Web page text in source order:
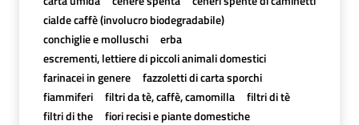
cialde caffè (involucro biodegradabile)
conchiglie e molluschi
erba
escrementi, lettiere di piccoli animali domestici
farinacei in genere
fazzoletti di carta sporchi
fiammiferi
filtri da tè, caffè, camomilla
filtri di tè
filtri di the
fiori recisi e piante domestiche